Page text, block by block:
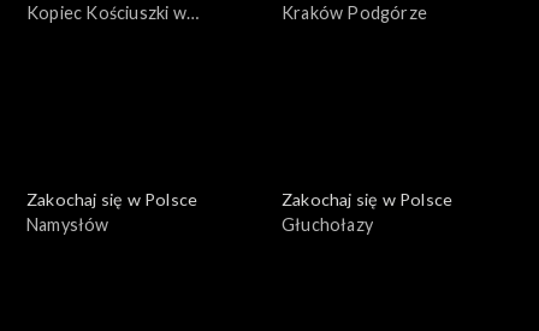
Kopiec Kościuszki w
Kraków Podgórze
Zakochaj się w Polsce
Namysłów
Zakochaj się w Polsce
Głuchołazy